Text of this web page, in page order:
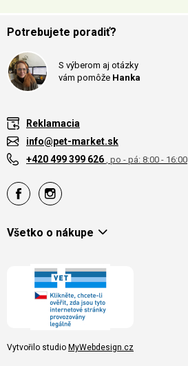
Potrebujete poradiť?
S výberom aj otázky
vám pomôže Hanka
Reklamacia
info@pet-market.sk
+420 499 399 626 , po - pá: 8:00 - 16:00
Všetko o nákupe
Vytvořilo studio MyWebdesign.cz